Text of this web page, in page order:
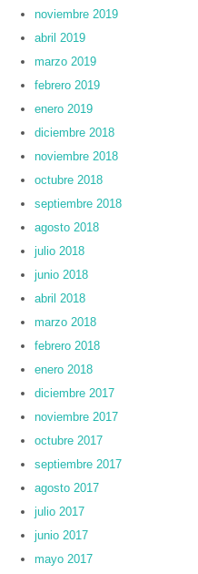
noviembre 2019
abril 2019
marzo 2019
febrero 2019
enero 2019
diciembre 2018
noviembre 2018
octubre 2018
septiembre 2018
agosto 2018
julio 2018
junio 2018
abril 2018
marzo 2018
febrero 2018
enero 2018
diciembre 2017
noviembre 2017
octubre 2017
septiembre 2017
agosto 2017
julio 2017
junio 2017
mayo 2017